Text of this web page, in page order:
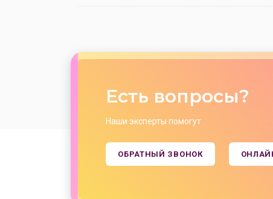
Есть вопросы?
Наши эксперты помогут
ОБРАТНЫЙ ЗВОНОК